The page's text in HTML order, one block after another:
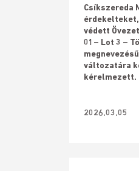
​Csíkszereda
érdekelteket,
védett
01– Lot 3 –
változatára
kérelmezett.
2026.03.05